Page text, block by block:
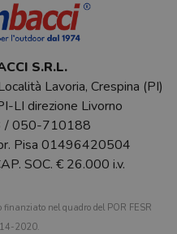
S.R.L.
Lavoria, Crespina (PI)
LI direzione Livorno
/050-710188
Pisa 01496420504
SOC. € 26.000 i.v.
nel quadro del POR FESR
2020.